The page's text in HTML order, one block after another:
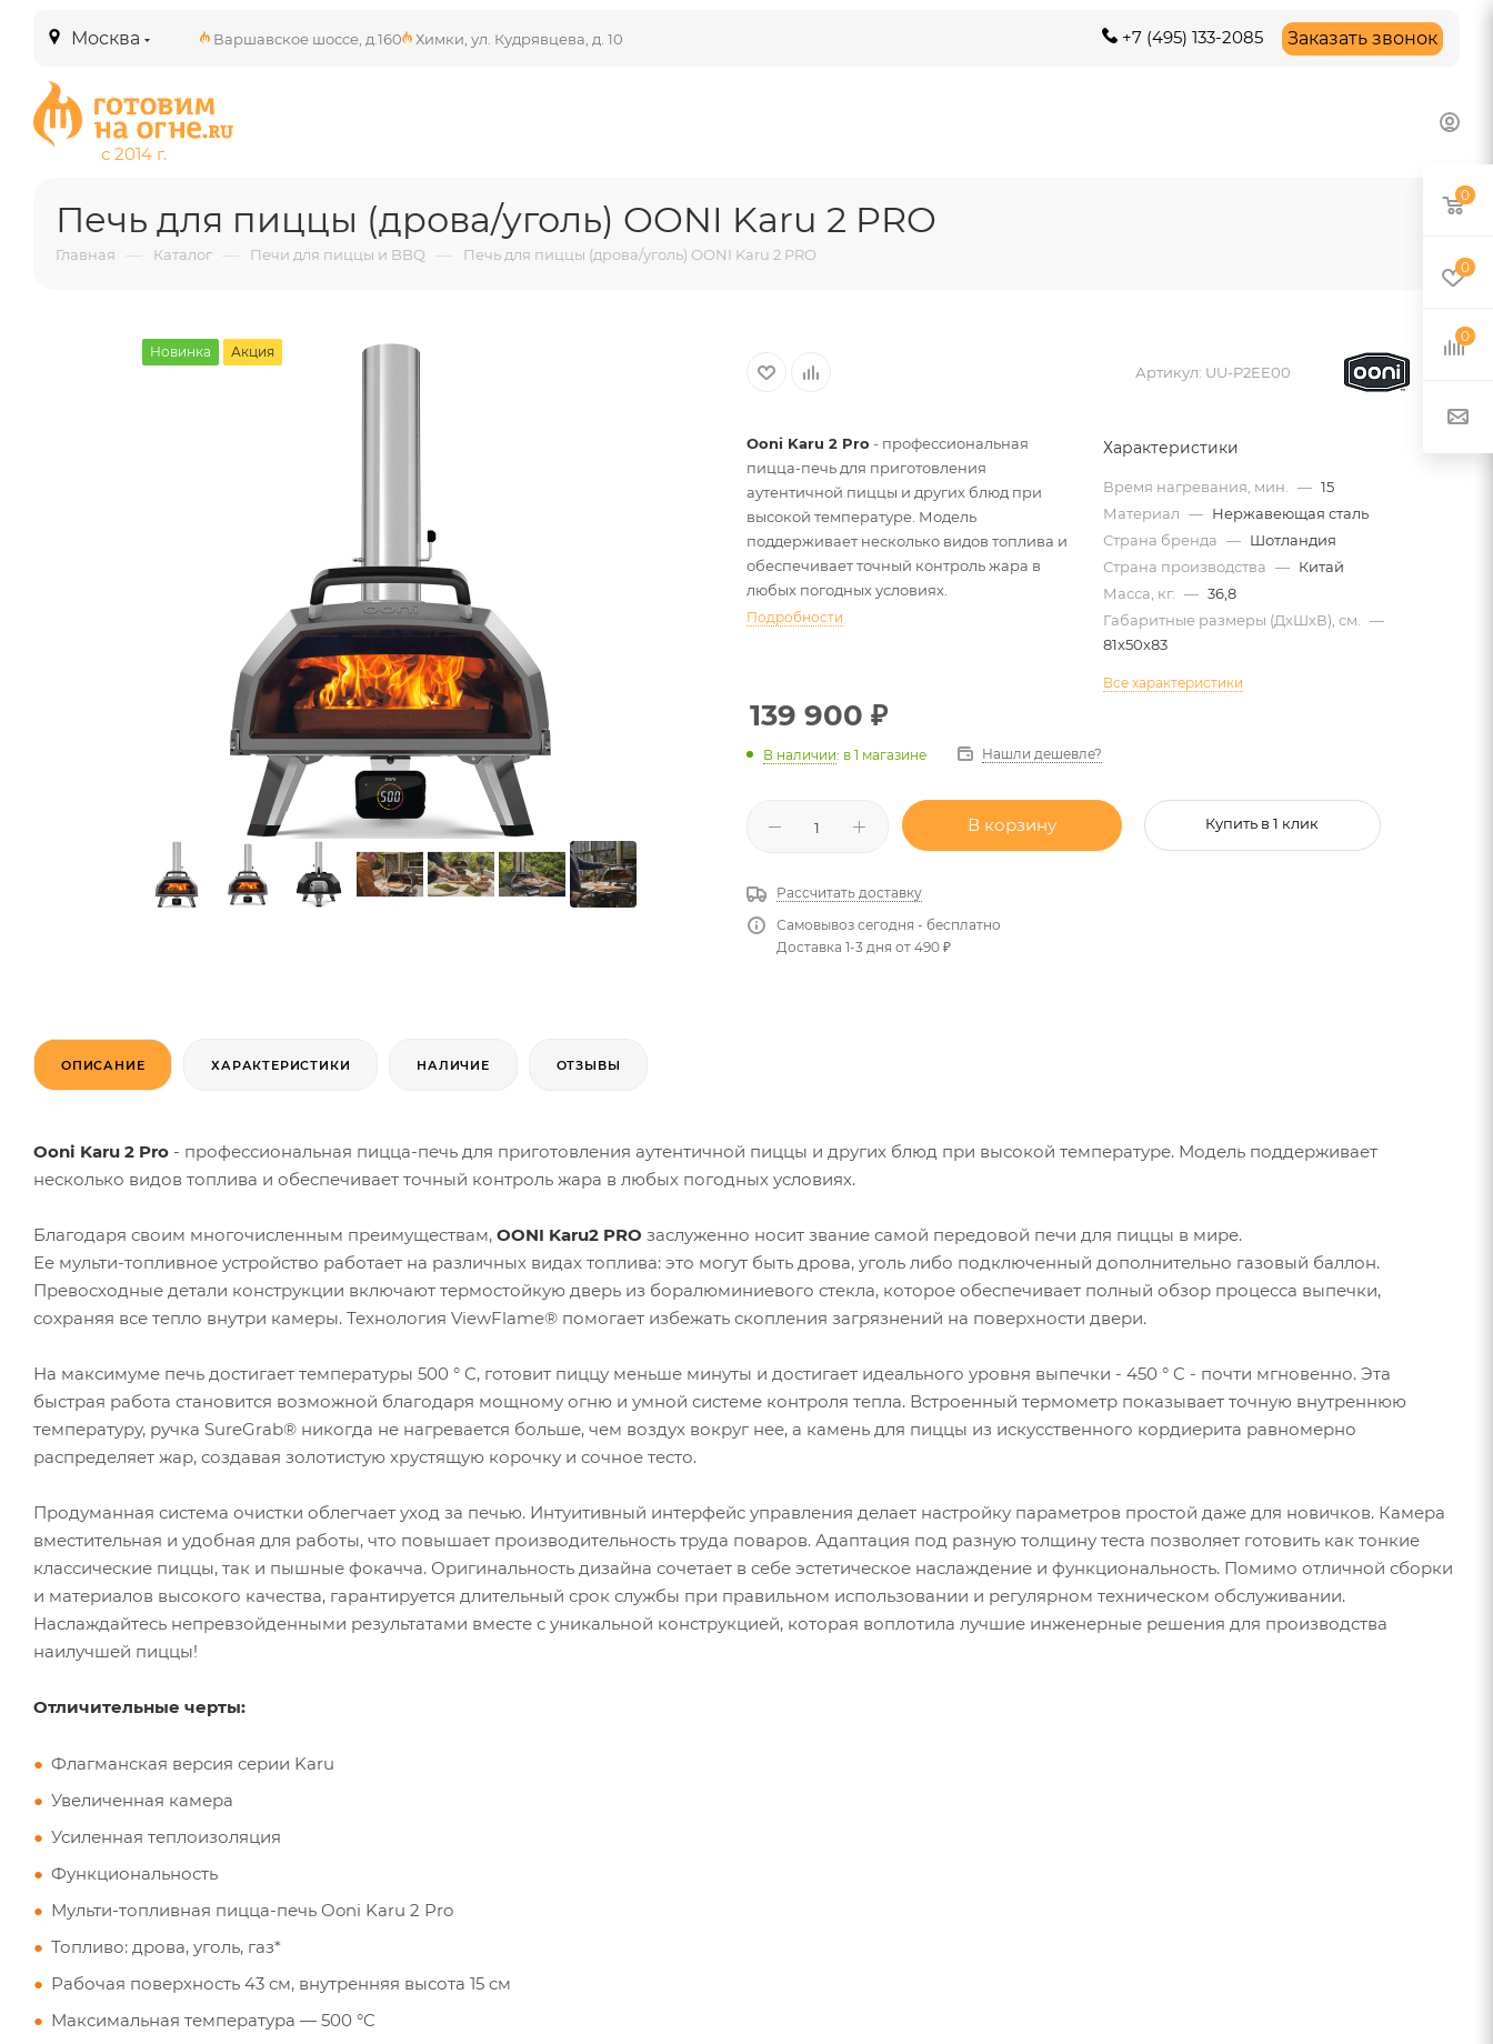
Москва Варшавское шоссе, д.160 Химки, ул. Кудрявцева, д. 10 +7 (495) 133-2085 Заказать звонок
Печь для пиццы (дрова/уголь) OONI Karu 2 PRO
Главная — Каталог — Печи для пиццы и BBQ — Печь для пиццы (дрова/уголь) OONI Karu 2 PRO
Новинка Акция
Артикул: UU-P2EE00
Ooni Karu 2 Pro - профессиональная
пицца-печь для приготовления
аутентичной пиццы и других блюд при
высокой температуре. Модель
поддерживает несколько видов топлива и
обеспечивает точный контроль жара в
любых погодных условиях.
Подробности
Характеристики
Время нагревания, мин. — 15
Материал — Нержавеющая сталь
Страна бренда — Шотландия
Страна производства — Китай
Масса, кг.
— 36,8
Габаритные размеры (ДхШхВ), см.
—
81х50х83
Все характеристики
139 900 ₽
В наличии: в 1 магазине Нашли дешевле?
В корзину Купить в 1 клик
Рассчитать доставку
Самовывоз сегодня - бесплатно
Доставка 1-3 дня от 490 ₽
ОПИСАНИЕ ХАРАКТЕРИСТИКИ НАЛИЧИЕ ОТЗЫВЫ
Ooni Karu 2 Pro - профессиональная пицца-печь для приготовления аутентичной пиццы и других блюд при высокой температуре. Модель поддерживает
несколько видов топлива и обеспечивает точный контроль жара в любых погодных условиях.
Благодаря своим многочисленным преимуществам, OONI Karu2 PRO заслуженно носит звание самой передовой печи для пиццы в мире.
Ее мульти-топливное устройство работает на различных видах топлива: это могут быть дрова, уголь либо подключенный дополнительно газовый баллон.
Превосходные детали конструкции включают термостойкую дверь из боралюминиевого стекла, которое обеспечивает полный обзор процесса выпечки,
сохраняя все тепло внутри камеры. Технология ViewFlame® помогает избежать скопления загрязнений на поверхности двери.
На максимуме печь достигает температуры 500 ° C, готовит пиццу меньше минуты и достигает идеального уровня выпечки - 450 ° C - почти мгновенно. Эта
быстрая работа становится возможной благодаря мощному огню и умной системе контроля тепла. Встроенный термометр показывает точную внутреннюю
температуру, ручка SureGrab® никогда не нагревается больше, чем воздух вокруг нее, а камень для пиццы из искусственного кордиерита равномерно
распределяет жар, создавая золотистую хрустящую корочку и сочное тесто.
Продуманная система очистки облегчает уход за печью. Интуитивный интерфейс управления делает настройку параметров простой даже для новичков. Камера
вместительная и удобная для работы, что повышает производительность труда поваров. Адаптация под разную толщину теста позволяет готовить как тонкие
классические пиццы, так и пышные фокачча. Оригинальность дизайна сочетает в себе эстетическое наслаждение и функциональность. Помимо отличной сборки
и материалов высокого качества, гарантируется длительный срок службы при правильном использовании и регулярном техническом обслуживании.
Наслаждайтесь непревзойденными результатами вместе с уникальной конструкцией, которая воплотила лучшие инженерные решения для производства
наилучшей пиццы!
Отличительные черты:
Флагманская версия серии Karu
Увеличенная камера
Усиленная теплоизоляция
Функциональность
Мульти-топливная пицца-печь Ooni Karu 2 Pro
Топливо: дрова, уголь, газ*
Рабочая поверхность 43 см, внутренняя высота 15 см
Максимальная температура — 500 °C
0
0
0